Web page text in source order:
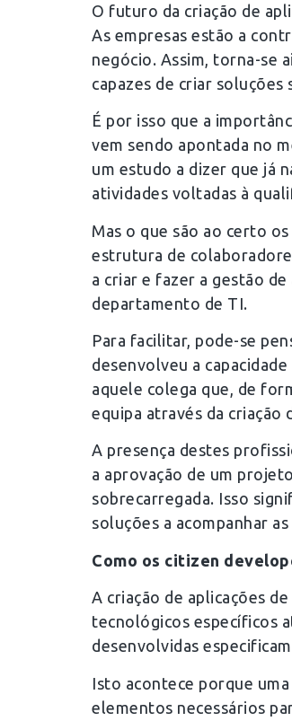
O futuro da criação de
As empresas estão a
negócio. Assim, torna-se
capazes de criar soluções
É por isso que a
vem sendo apontada no
um estudo a dizer que já
atividades voltadas à
Mas o que são ao certo
estrutura de
a criar e fazer a gestão
departamento de TI.
Para facilitar, pode-se
desenvolveu a
aquele colega que, de
equipa através da criação
A presença destes
a aprovação de um
sobrecarregada. Isso
soluções a acompanhar
Como os citizen
A criação de aplicações
tecnológicos específicos
desenvolvidas
Isto acontece porque
elementos necessários